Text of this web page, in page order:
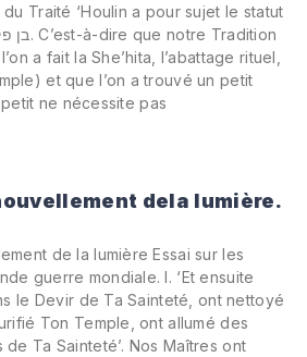
Traité ‘Houlin a pour sujet le statut
a fait la She’hita, l’abattage rituel,
et que l’on a trouvé un petit
ne nécessite pas
dela lumière.
de la lumière Essai sur les
guerre mondiale. I. ‘Et ensuite
le Devir de Ta Sainteté, ont nettoyé
Ton Temple, ont allumé des
Ta Sainteté’. Nos Maîtres ont